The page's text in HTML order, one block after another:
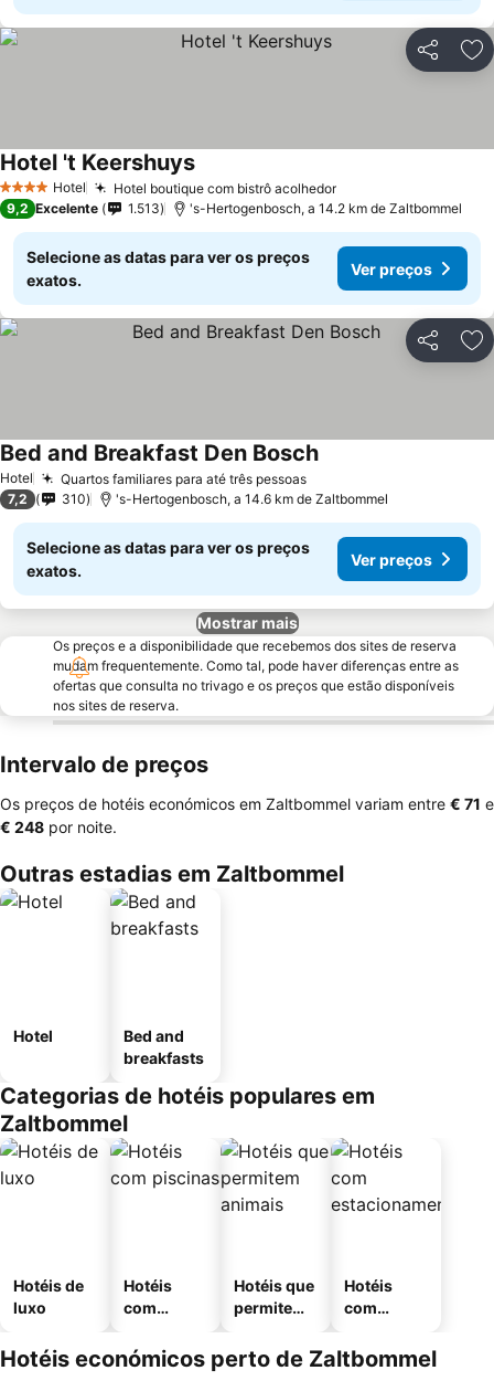
Partilhar
4 EstrelasHotel Hotel boutique com bistrô acolhedor
Hotel 't Keershuys
9,2 Excelente 1.513 's-Hertogenbosch, a 14.2 km de Zaltbommel
Selecione as datas para ver os preços
exatos.
Ver preços
Partilhar
Hotel Quartos familiares para até três pessoas
Bed and Breakfast Den Bosch
7,2 310 's-Hertogenbosch, a 14.6 km de Zaltbommel
Selecione as datas para ver os preços
exatos.
Ver preços
Mostrar mais
Os preços e a disponibilidade que recebemos dos sites de reserva
mudam frequentemente. Como tal, pode haver diferenças entre as
ofertas que consulta no trivago e os preços que estão disponíveis
nos sites de reserva.
Intervalo de preços
Os preços de hotéis económicos em Zaltbommel variam entre ‎€ 71 e
‎€ 248 por noite.
Outras estadias em Zaltbommel
Hotel
Bed and
breakfasts
Categorias de hotéis populares em
Zaltbommel
Hotéis de
luxo
Hotéis
com
Hotéis que
permitem
Hotéis
com
mento
Hotéis económicos perto de Zaltbommel